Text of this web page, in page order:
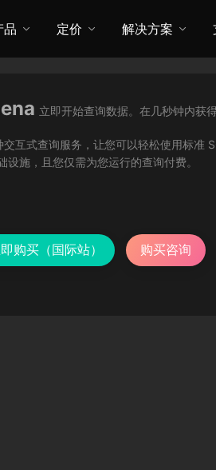
品 定价 解决方案
立即开始查询数据。在几秒钟内获
互式查询服务，让您可以轻松使用标准
设施，且您仅需为您运行的查询付费。
购买（国际站） 购买咨询